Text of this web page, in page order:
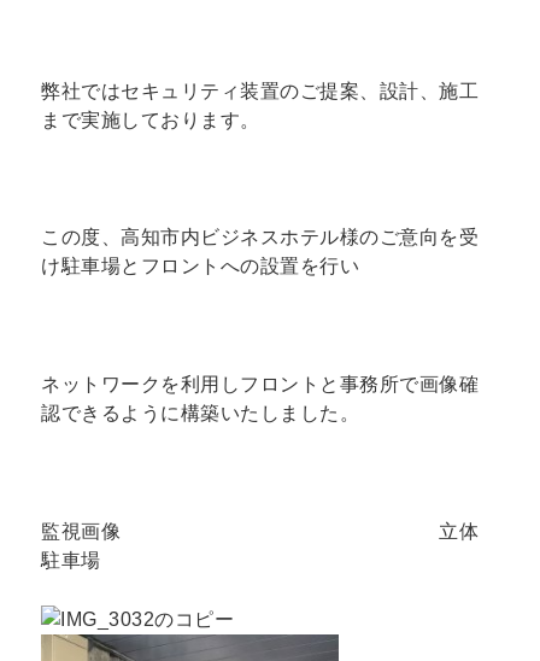
弊社ではセキュリティ装置のご提案、設計、施工
まで実施しております。
この度、高知市内ビジネスホテル様のご意向を受
け駐車場とフロントへの設置を行い
ネットワークを利用しフロントと事務所で画像確
認できるように構築いたしました。
監視画像 立体
駐車場